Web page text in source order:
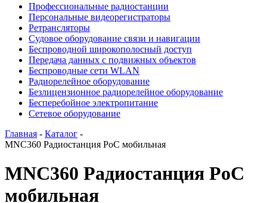
Профессиональные радиостанции
Персональные видеорегистраторы
Ретрансляторы
Судовое оборудование связи и навигации
Беспроводной широкополосный доступ
Передача данных с подвижных объектов
Беспроводные сети WLAN
Радиорелейное оборудование
Безлицензионное радиорелейное оборудование
Бесперебойное электропитание
Сетевое оборудование
Главная - Каталог -
MNC360 Радиостанция PoC мобильная
MNC360 Радиостанция PoC
мобильная